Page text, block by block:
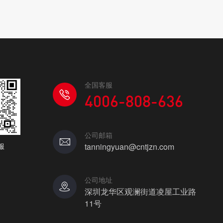
全国客服
4006-808-636
公司邮箱
tanningyuan@cntjzn.com
公司地址
深圳龙华区观澜街道凌屋工业路
11号